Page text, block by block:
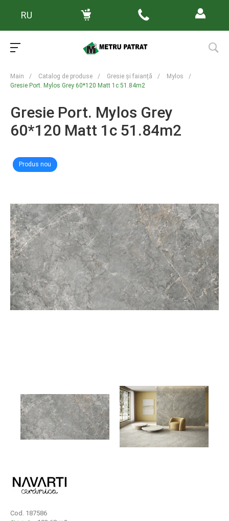
RU
Main / Catalog de produse / Gresie și faianță / Mylos
/
Gresie Port. Mylos Grey 60*120 Matt 1с 51.84m2
Gresie Port. Mylos Grey
60*120 Matt 1с 51.84m2
Produs nou
Cod. 187586